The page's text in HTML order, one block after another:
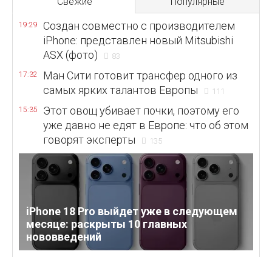
19:29
Создан совместно с производителем
iPhone: представлен новый Mitsubishi
ASX (фото)
83
17:32
Ман Сити готовит трансфер одного из
самых ярких талантов Европы
111
15:35
Этот овощ убивает почки, поэтому его
уже давно не едят в Европе: что об этом
говорят эксперты
135
iPhone 18 Pro выйдет уже в следующем
месяце: раскрыты 10 главных
нововведений